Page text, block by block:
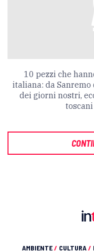
10 pezzi che
italiana: da
dei giorni nostri,
AMBIENTE/ CULTURA/